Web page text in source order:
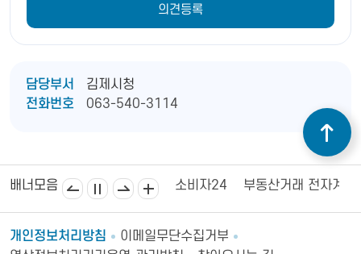
담당부서
김제시청
전화번호
063-540-3114
배너모음
제상공회의소 김제시의회 소비자24 부동산거래 전자계약
개인정보처리방침
이메일무단수집거부